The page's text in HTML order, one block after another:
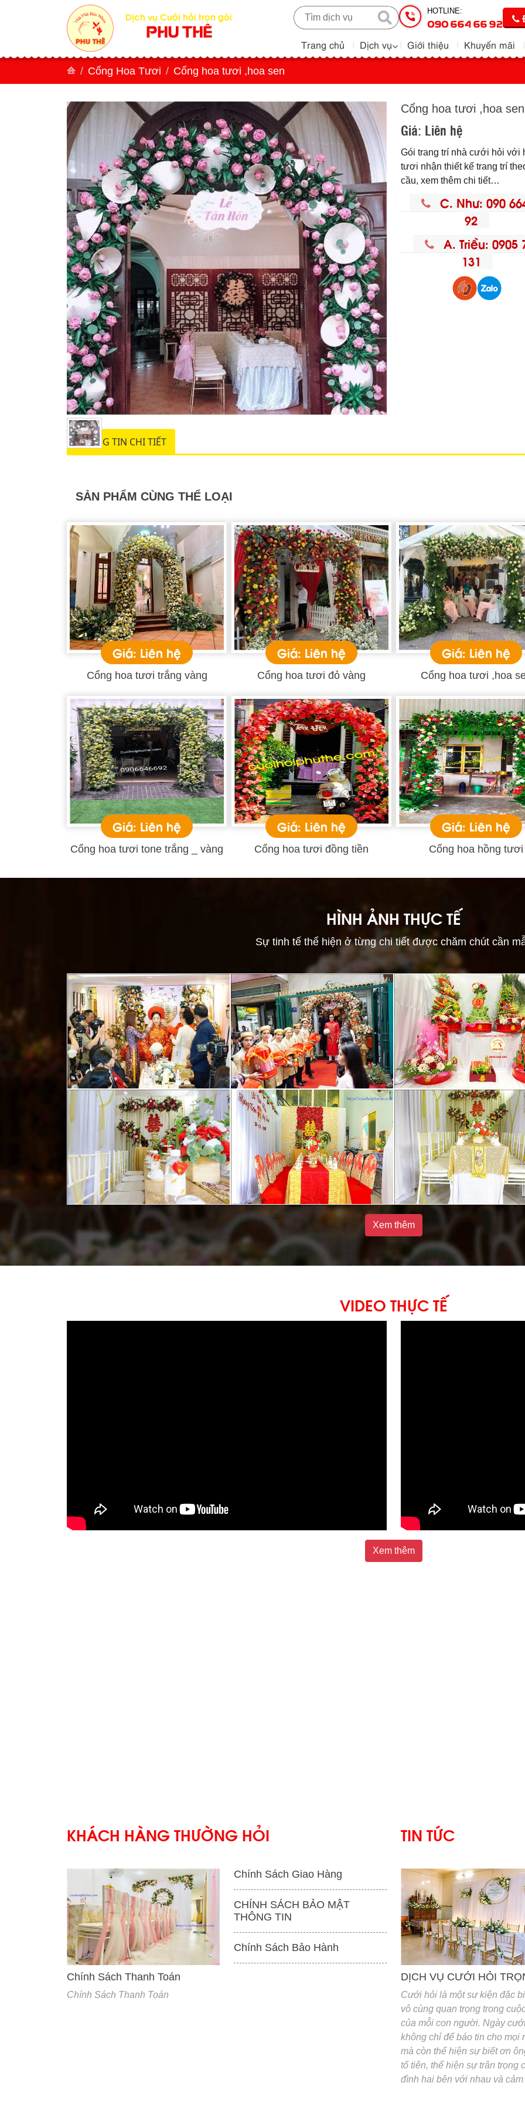
Dịch vụ Cưới hỏi trọn gói
PHU THÊ
HOTLINE:
090 664 66 92
Trang chủ Dịch vụ Giới thiệu Khuyến mãi
Cổng Hoa Tươi Cổng hoa tươi ,hoa sen
Cổng hoa tươi ,hoa sen
Giá: Liên hệ
Gói trang trí nhà cưới hỏi với
tươi nhận thiết kế trang trí
cầu, xem thêm chi tiết…
C. Như: 090
92
A. Triều: 0905
131
THÔNG TIN CHI TIẾT
SẢN PHẨM CÙNG THỂ LOẠI
Giá: Liên hệ
Cổng hoa tươi trắng vàng
Giá: Liên hệ
Cổng hoa tươi đỏ vàng
Giá: Liên hệ
Cổng hoa tươi ,hoa
Giá: Liên hệ
Cổng hoa tươi tone trắng _ vàng
Giá: Liên hệ
Cổng hoa tươi đồng tiền
Giá: Liên hệ
Cổng hoa hồng tươi
HÌNH ẢNH THỰC TẾ
Sự tinh tế thể hiện ở từng chi tiết được chăm chút cần
Xem thêm
VIDEO THỰC TẾ
Xem thêm
KHÁCH HÀNG THƯỜNG HỎI
'
Chính Sách Thanh Toán
Chính Sách Thanh Toán
Chính Sách Giao Hàng
CHÍNH SÁCH BẢO MẬT
THÔNG TIN
Chính Sách Bảo Hành
TIN TỨC
'
DỊCH VỤ CƯỚI HỎI
Cưới hỏi là một sư kiện đặc
vô cùng quan trọng trong
của mỗi con người. Ngày
không chỉ để báo tin cho mọi
mà còn thể hiện sự biết ơn
tổ tiên, thể hiện sự trân trọng
đình hai bên với nhau và